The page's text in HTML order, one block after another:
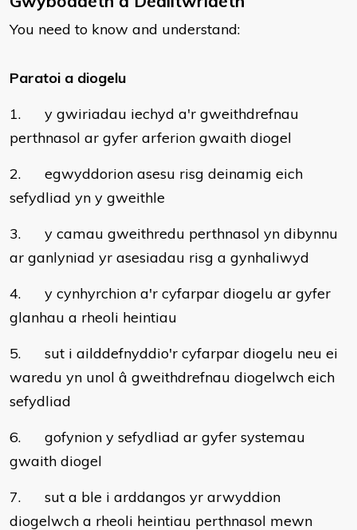
You need to know and understand:
Paratoi a diogelu
1. y gwiriadau iechyd a'r gweithdrefnau
perthnasol ar gyfer arferion gwaith diogel
2. egwyddorion asesu risg deinamig eich
sefydliad yn y gweithle
3. y camau gweithredu perthnasol yn dibynnu
ar ganlyniad yr asesiadau risg a gynhaliwyd
4. y cynhyrchion a'r cyfarpar diogelu ar gyfer
glanhau a rheoli heintiau
5. sut i ailddefnyddio'r cyfarpar diogelu neu ei
waredu yn unol â gweithdrefnau diogelwch eich
sefydliad
6. gofynion y sefydliad ar gyfer systemau
gwaith diogel
7. sut a ble i arddangos yr arwyddion
diogelwch a rheoli heintiau perthnasol mewn